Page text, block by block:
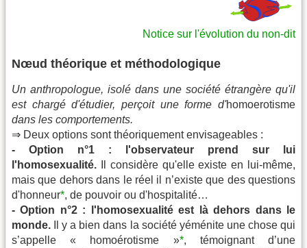
Notice sur l'évolution du non-dit
Nœud théorique et méthodologique
Un anthropologue, isolé dans une société étrangère qu'il
est chargé d'étudier, perçoit une forme d'homoerotisme
dans les comportements.
⇒ Deux options sont théoriquement envisageables :
- Option n°1 : l'observateur prend sur lui
l'homosexualité. Il considère qu'elle existe en lui-même,
mais que dehors dans le réel il n’existe que des questions
d'honneur*, de pouvoir ou d'hospitalité…
- Option n°2 : l'homosexualité est là dehors dans le
monde. Il y a bien dans la société yéménite une chose qui
s’appelle « homoérotisme »*, témoignant d’une